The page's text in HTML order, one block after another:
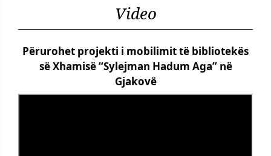
Video
Përurohet projekti i mobilimit të bibliotekës
së Xhamisë “Sylejman Hadum Aga” në
Gjakovë